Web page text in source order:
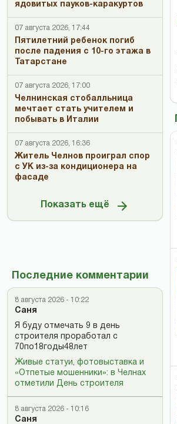
ядовитых пауков-каракуртов
07 августа 2026, 17:44
Пятилетний ребенок погиб
после падения с 10-го этажа в
Татарстане
07 августа 2026, 17:00
Челнинская стобалльница
мечтает стать учителем и
побывать в Италии
07 августа 2026, 16:36
Житель Челнов проиграл спор
с УК из-за кондиционера на
фасаде
Показать ещё
Последние комментарии
8 августа 2026 - 10:22
Саня
Я буду отмечать 9 в день
строителя проработал с
70по18годы48лет
Живые статуи, фотовыставка и
«Отпетые мошенники»: в Челнах
отметили День строителя
8 августа 2026 - 10:16
Саня